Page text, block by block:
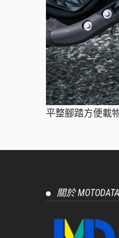
平整腳踏方便載
關於 MOTODATA